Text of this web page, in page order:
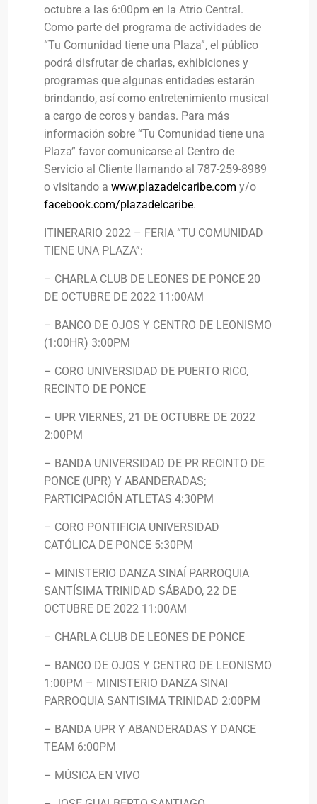
octubre a las 6:00pm en la Atrio Central.
Como parte del programa de actividades de
“Tu Comunidad tiene una Plaza”, el público
podrá disfrutar de charlas, exhibiciones y
programas que algunas entidades estarán
brindando, así como entretenimiento musical
a cargo de coros y bandas. Para más
información sobre “Tu Comunidad tiene una
Plaza” favor comunicarse al Centro de
Servicio al Cliente llamando al 787-259-8989
o visitando a www.plazadelcaribe.com y/o
facebook.com/plazadelcaribe.
ITINERARIO 2022 – FERIA “TU COMUNIDAD
TIENE UNA PLAZA”:
– CHARLA CLUB DE LEONES DE PONCE 20
DE OCTUBRE DE 2022 11:00AM
– BANCO DE OJOS Y CENTRO DE LEONISMO
(1:00HR) 3:00PM
– CORO UNIVERSIDAD DE PUERTO RICO,
RECINTO DE PONCE
– UPR VIERNES, 21 DE OCTUBRE DE 2022
2:00PM
– BANDA UNIVERSIDAD DE PR RECINTO DE
PONCE (UPR) Y ABANDERADAS;
PARTICIPACIÓN ATLETAS 4:30PM
– CORO PONTIFICIA UNIVERSIDAD
CATÓLICA DE PONCE 5:30PM
– MINISTERIO DANZA SINAÍ PARROQUIA
SANTÍSIMA TRINIDAD SÁBADO, 22 DE
OCTUBRE DE 2022 11:00AM
– CHARLA CLUB DE LEONES DE PONCE
– BANCO DE OJOS Y CENTRO DE LEONISMO
1:00PM – MINISTERIO DANZA SINAI
PARROQUIA SANTISIMA TRINIDAD 2:00PM
– BANDA UPR Y ABANDERADAS Y DANCE
TEAM 6:00PM
– MÚSICA EN VIVO